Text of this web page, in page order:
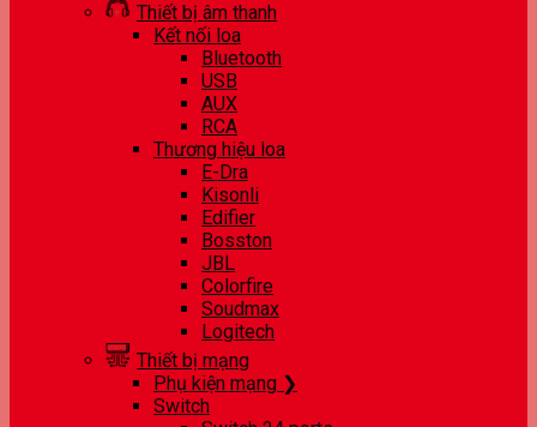
Thiết bị âm thanh
Kết nối loa
Bluetooth
USB
AUX
RCA
Thương hiệu loa
E-Dra
Kisonli
Edifier
Bosston
JBL
Colorfire
Soudmax
Logitech
Thiết bị mạng
Phụ kiện mạng ❯
Switch